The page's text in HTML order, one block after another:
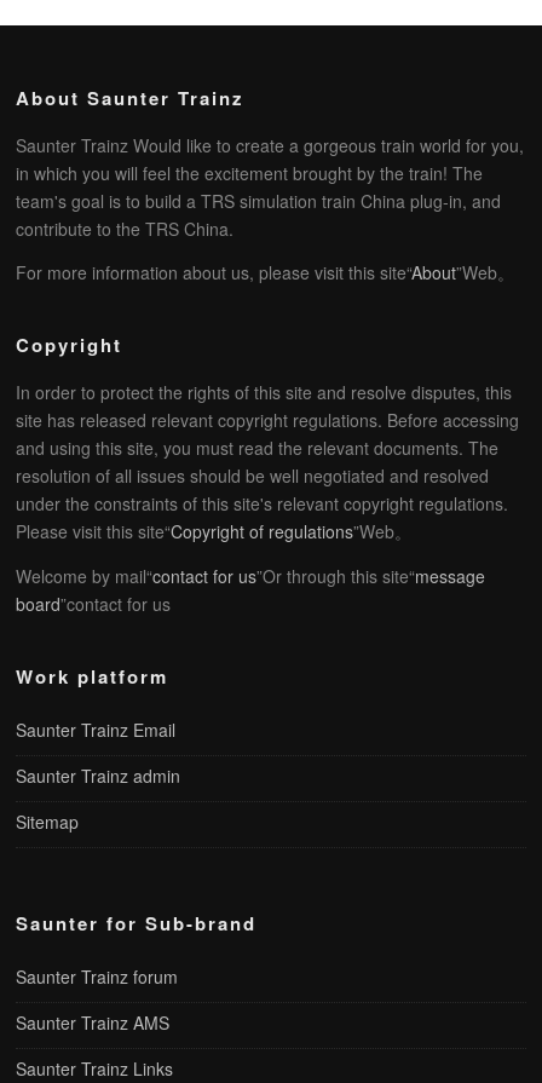
About Saunter Trainz
Saunter Trainz Would like to create a gorgeous train world for you,
in which you will feel the excitement brought by the train! The
team's goal is to build a TRS simulation train China plug-in, and
contribute to the TRS China.
For more information about us, please visit this site“About”Web。
Copyright
In order to protect the rights of this site and resolve disputes, this
site has released relevant copyright regulations. Before accessing
and using this site, you must read the relevant documents. The
resolution of all issues should be well negotiated and resolved
under the constraints of this site's relevant copyright regulations.
Please visit this site“Copyright of regulations”Web。
Welcome by mail“contact for us”Or through this site“message
board”contact for us
Work platform
Saunter Trainz Email
Saunter Trainz admin
Sitemap
Saunter for Sub-brand
Saunter Trainz forum
Saunter Trainz AMS
Saunter Trainz Links